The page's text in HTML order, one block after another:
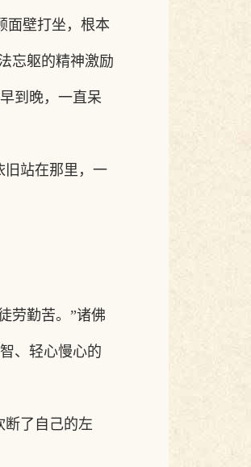
面壁打坐，根本
忘躯的精神激励
到晚，一直呆
旧站在那里，一
劳勤苦。 ”诸佛
、轻心慢心的
断了自己的左